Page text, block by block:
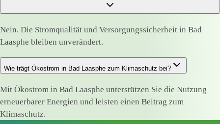
Nein. Die Stromqualität und Versorgungssicherheit in Bad
Laasphe bleiben unverändert.
Wie trägt Ökostrom in Bad Laasphe zum Klimaschutz bei?
Mit Ökostrom in Bad Laasphe unterstützen Sie die Nutzung
erneuerbarer Energien und leisten einen Beitrag zum
Klimaschutz.